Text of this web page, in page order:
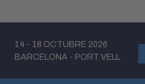
14 - 18 OCTUBRE 2026
BARCELONA - PORT VELL